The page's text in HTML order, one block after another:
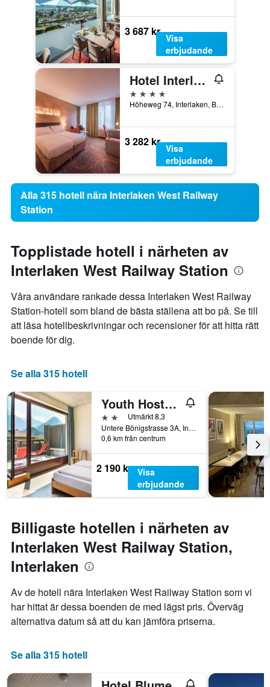
3 687 kr
Visa
erbjudande
Hotel Interlaken
4 stjärnor
Höheweg 74, Interlaken, Bern, Schweiz
3 282 kr
Visa
erbjudande
Alla 315 hotell nära Interlaken West Railway
Station
Topplistade hotell i närheten av
Interlaken West Railway Station
Våra användare rankade dessa Interlaken West Railway
Station-hotell som bland de bästa ställena att bo på. Se till
att läsa hotellbeskrivningar och recensioner för att hitta rätt
boende för dig.
Se alla 315 hotell
Youth Hostel Interlaken
2 stjärnorUtmärkt 8,3
Untere Bönigstrasse 3A, Interlaken, Bern, Schweiz
0,6 km från centrum
2 190 kr Visa
erbjudande
Billigaste hotellen i närheten av
Interlaken West Railway Station,
Interlaken
Av de hotell nära Interlaken West Railway Station som vi
har hittat är dessa boenden de med lägst pris. Överväg
alternativa datum så att du kan jämföra priserna.
Se alla 315 hotell